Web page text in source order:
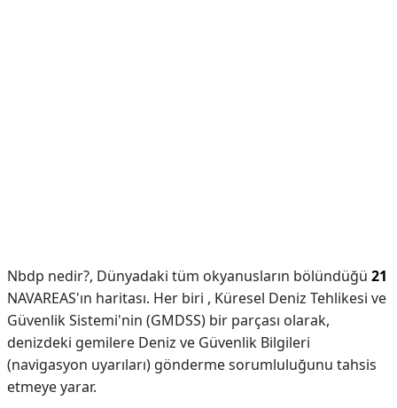
Nbdp nedir?, Dünyadaki tüm okyanusların bölündüğü 21
NAVAREAS'ın haritası. Her biri , Küresel Deniz Tehlikesi ve
Güvenlik Sistemi'nin (GMDSS) bir parçası olarak,
denizdeki gemilere Deniz ve Güvenlik Bilgileri
(navigasyon uyarıları) gönderme sorumluluğunu tahsis
etmeye yarar.